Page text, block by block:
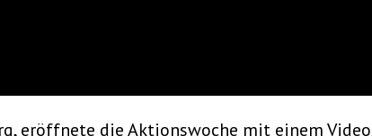
eröffnete die Aktionswoche mit einem